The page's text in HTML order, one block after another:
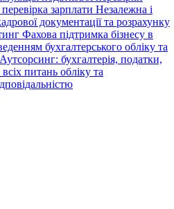
зарплати Незалежна і
документації та розрахунку
Фахова підтримка бізнесу в
бухгалтерського обліку та
Аутсорсинг: бухгалтерія, податки,
питань обліку та